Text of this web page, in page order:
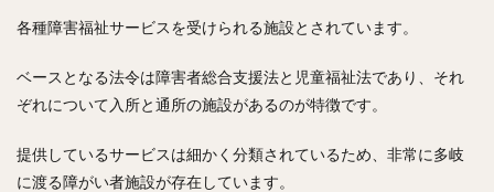
各種障害福祉サービスを受けられる施設とされています。
ベースとなる法令は障害者総合支援法と児童福祉法であり、それ
ぞれについて入所と通所の施設があるのが特徴です。
提供しているサービスは細かく分類されているため、非常に多岐
に渡る障がい者施設が存在しています。